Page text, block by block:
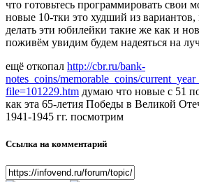
что готовьтесь программировать свои
новые 10-тки это худший из
делать эти юбилейки такие же как и
поживём увидим будем надеяться на
ещё откопал http://cbr.ru/bank-
notes_coins/memorable_coins/
file=101229.htm думаю что новые с 51
как эта 65-летия Победы в Великой
1941-1945 гг. посмотрим
Ссылка на комментарий